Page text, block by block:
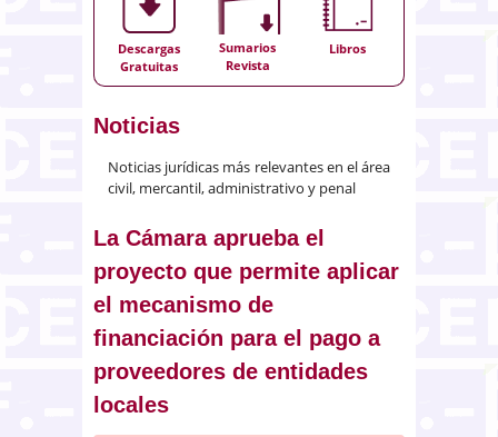
Descargas
Gratuitas
Sumarios
Revista
Libros
Noticias
Noticias jurídicas más relevantes en el área
civil, mercantil, administrativo y penal
La Cámara aprueba el
proyecto que permite aplicar
el mecanismo de
financiación para el pago a
proveedores de entidades
locales